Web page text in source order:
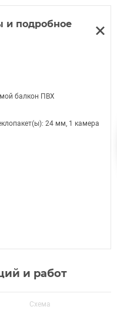
и подробное
балкон ПВХ
24 мм, 1 камера
и работ
Схема